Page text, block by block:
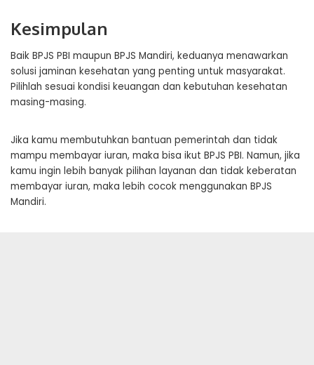
Kesimpulan
Baik BPJS PBI maupun BPJS Mandiri, keduanya menawarkan
solusi jaminan kesehatan yang penting untuk masyarakat.
Pilihlah sesuai kondisi keuangan dan kebutuhan kesehatan
masing-masing.
Jika kamu membutuhkan bantuan pemerintah dan tidak
mampu membayar iuran, maka bisa ikut BPJS PBI. Namun, jika
kamu ingin lebih banyak pilihan layanan dan tidak keberatan
membayar iuran, maka lebih cocok menggunakan BPJS
Mandiri.